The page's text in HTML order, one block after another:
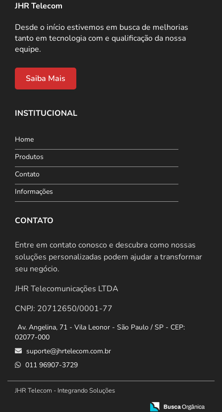
JHR Telecom
Desde o início estivemos em busca de melhorias
tanto em tecnologia com e qualificação da nossa
equipe.
Saiba Mais
INSTITUCIONAL
Home
Produtos
Contato
Informações
CONTATO
Entre em contato conosco e descubra como nossas
soluções personalizadas podem ajudar a transformar
seu negócio.
JHR Telecomunicações LTDA
CNPJ: 20712650/0001-77
Av. Angelina, 71 - Vila Leonor - São Paulo / SP - CEP:
02077-000
suporte@jhrtelecom.com.br
011 96907-3729
JHR Telecom - Integrando Soluções